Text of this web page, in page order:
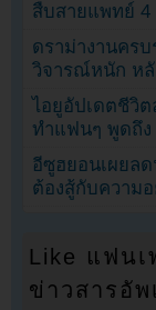
สืบสายแพทย์ 4
ดราม่างานคร
วิจารณ์หนัก หลั
ไอยูอัปเดตชีวิ
ทำแฟนๆ พูดถึง
อีซูฮยอนเผยล
ต้องสู้กับความ
Like แฟนเ
ข่าวสารอั